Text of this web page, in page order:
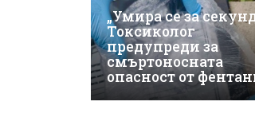
„Умира се за
Токсиколог
предупреди за
смъртоносната
опасност от